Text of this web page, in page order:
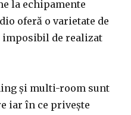
la echipamente
oferă o varietate de
de realizat
și multi-room sunt
iar în ce privește